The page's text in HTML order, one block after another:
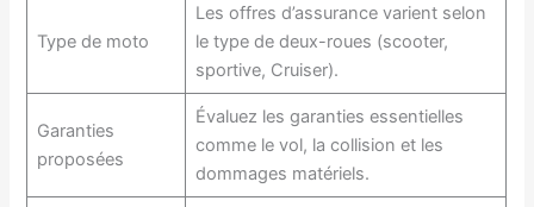
Type de moto
Les offres d’assurance varient selon
le type de deux-roues (scooter,
sportive, Cruiser).
Garanties
proposées
Évaluez les garanties essentielles
comme le vol, la collision et les
dommages matériels.